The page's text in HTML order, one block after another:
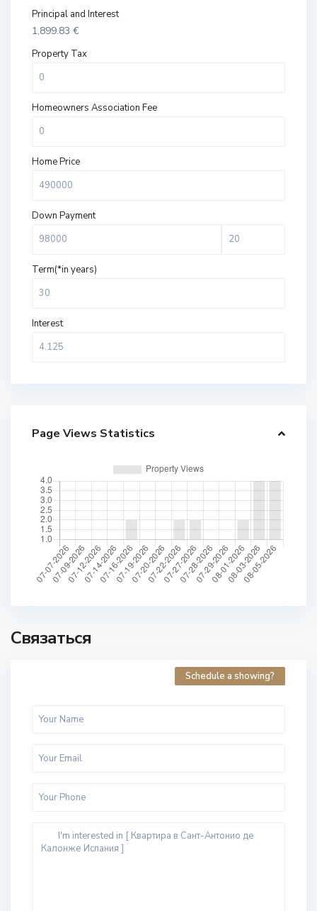
Principal and Interest
1,899.83 €
Property Tax
Homeowners Association Fee
Home Price
Down Payment
Term(*in years)
Interest
Page Views Statistics
Связаться
Schedule a showing?